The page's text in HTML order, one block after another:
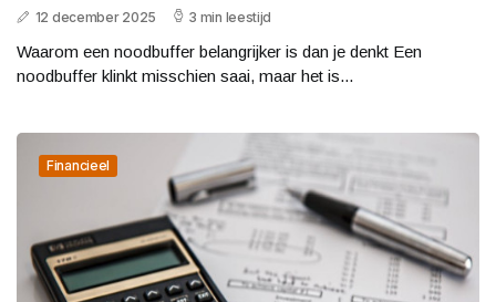
12 december 2025 3 min leestijd
Waarom een noodbuffer belangrijker is dan je denkt Een
noodbuffer klinkt misschien saai, maar het is...
Financieel